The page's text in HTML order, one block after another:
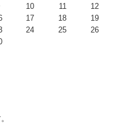
10 11
12
17 18
19
24 25
26